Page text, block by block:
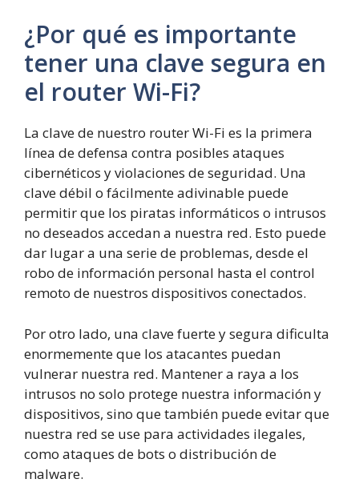
¿Por qué es importante
tener una clave segura en
el router Wi-Fi?
La clave de nuestro router Wi-Fi es la primera
línea de defensa contra posibles ataques
cibernéticos y violaciones de seguridad. Una
clave débil o fácilmente adivinable puede
permitir que los piratas informáticos o intrusos
no deseados accedan a nuestra red. Esto puede
dar lugar a una serie de problemas, desde el
robo de información personal hasta el control
remoto de nuestros dispositivos conectados.
Por otro lado, una clave fuerte y segura dificulta
enormemente que los atacantes puedan
vulnerar nuestra red. Mantener a raya a los
intrusos no solo protege nuestra información y
dispositivos, sino que también puede evitar que
nuestra red se use para actividades ilegales,
como ataques de bots o distribución de
malware.